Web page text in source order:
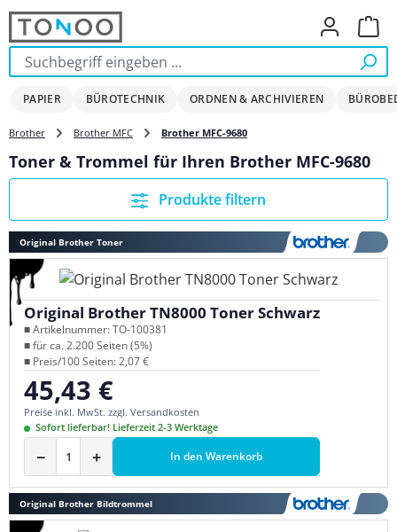
Zum Hauptinhalt springen
PAPIER BÜROTECHNIK ORDNEN & ARCHIVIEREN
Brother Brother MFC Brother MFC-9680
Toner & Trommel für Ihren Brother MFC-9680
Produkte filtern
Original Brother Toner
Original Brother TN8000 Toner Schwarz
■ Artikelnummer: TO-100381
■ für ca. 2.200 Seiten (5%)
■ Preis/100 Seiten: 2,07 €
Regulärer Preis:
45,43 €
Preise inkl. MwSt. zzgl. Versandkosten
Sofort lieferbar! Lieferzeit 2-3 Werktage
− + In den Warenkorb
Original Brother Bildtrommel